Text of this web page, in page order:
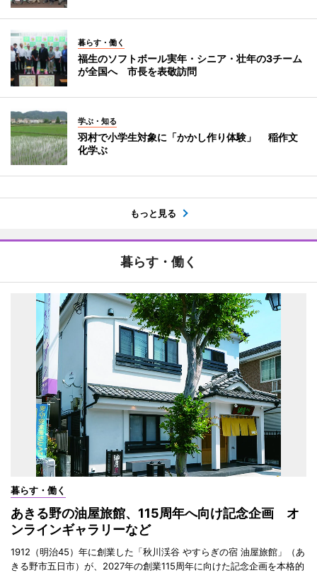
暮らす・働く
福生のソフトボール実年・シニア・壮年の3チーム
が全国へ 市長を表敬訪問
学ぶ・知る
羽村で小学生対象に「かかし作り体験」 稲作文
化学ぶ
もっと見る
暮らす・働く
暮らす・働く
あきる野の油屋旅館、115周年へ向け記念企画 オ
ンラインギャラリーなど
1912（明治45）年に創業した「秋川渓谷 やすらぎの宿 油屋旅館」（あ
きる野市五日市）が、2027年の創業115周年に向けた記念企画を本格的